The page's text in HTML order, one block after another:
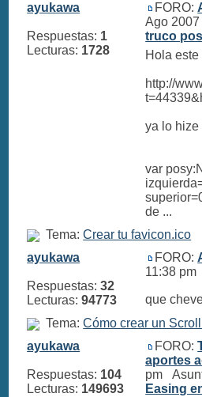
ayukawa
Respuestas: 1
Lecturas: 1728
FORO:
Ago
truco
Hola
http://
ya lo
var
de ...
Tema:Crear tu favicon.ico
ayukawa
Respuestas:32
Lecturas:94773
FORO:
11:38
que
Tema:Cómo crear un
ayukawa
Respuestas: 104
Lecturas: 149693
FORO:
aportes
pm
Easing